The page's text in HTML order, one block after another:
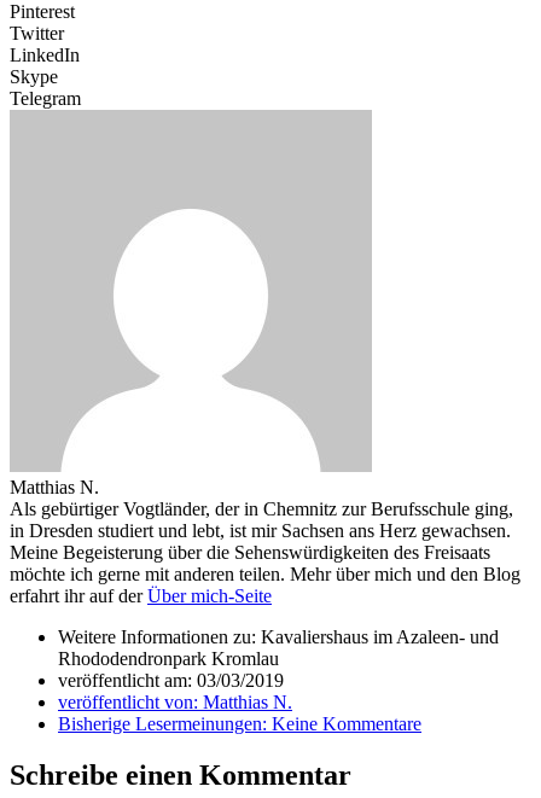
Pinterest
Twitter
LinkedIn
Skype
Telegram
Matthias N.
Als gebürtiger Vogtländer, der in Chemnitz zur Berufsschule ging,
in Dresden studiert und lebt, ist mir Sachsen ans Herz gewachsen.
Meine Begeisterung über die Sehenswürdigkeiten des Freisaats
möchte ich gerne mit anderen teilen. Mehr über mich und den Blog
erfahrt ihr auf derÜber mich-Seite
Weitere Informationen zu: Kavaliershaus im Azaleen- und
Rhododendronpark Kromlau
veröffentlicht am: 03/03/2019
veröffentlicht von: Matthias N.
Bisherige Lesermeinungen: Keine Kommentare
Schreibe einen Kommentar